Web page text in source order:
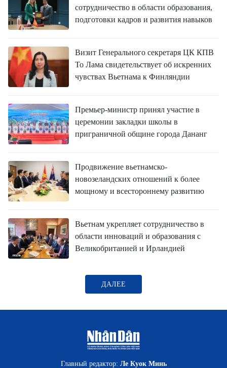
сотрудничество в области образования,
подготовки кадров и развития навыков
Визит Генерального секретаря ЦК КПВ
То Лама свидетельствует об искренних
чувствах Вьетнама к Финляндии
Премьер-министр принял участие в
церемонии закладки школы в
приграничной общине города Дананг
Продвижение вьетнамско-
новозеландских отношений к более
мощному и всестороннему развитию
Вьетнам укрепляет сотрудничество в
области инноваций и образования с
Великобританией и Ирландией
ДАЛЕЕ
Главный редактор: Ле Куок Минь